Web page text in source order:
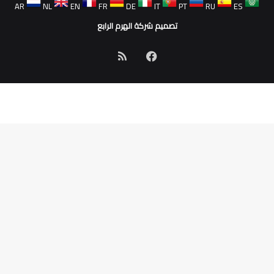
AR
NL EN FR DE IT PT RU
ES
تصميم شركة الهرم الرابع
فيسبوك
الموقع